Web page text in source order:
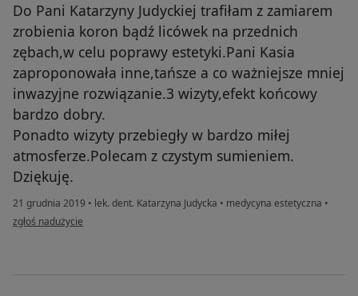
Do Pani Katarzyny Judyckiej trafiłam z zamiarem
zrobienia koron bądź licówek na przednich
zębach,w celu poprawy estetyki.Pani Kasia
zaproponowała inne,tańsze a co ważniejsze mniej
inwazyjne rozwiązanie.3 wizyty,efekt końcowy
bardzo dobry.
Ponadto wizyty przebiegły w bardzo miłej
atmosferze.Polecam z czystym sumieniem.
Dziękuję.
21 grudnia 2019 • lek. dent. Katarzyna Judycka • medycyna estetyczna •
w opinii użytkownika Konto zostało usunięte
zgłoś nadużycie